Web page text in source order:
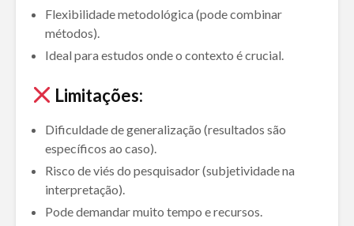
Flexibilidade metodológica (pode combinar
métodos).
Ideal para estudos onde o contexto é crucial.
Limitações:
Dificuldade de generalização (resultados são
específicos ao caso).
Risco de viés do pesquisador (subjetividade na
interpretação).
Pode demandar muito tempo e recursos.